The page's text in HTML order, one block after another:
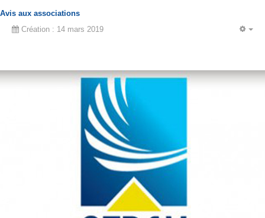
Avis aux associations
Création : 14 mars 2019